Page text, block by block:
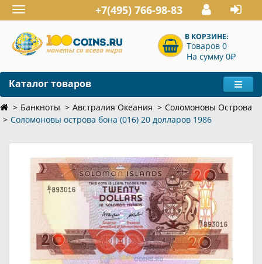
Toggle
navigation
+7(495) 766-98-83
В КОРЗИНЕ:
Товаров 0
На сумму 0P
Каталог товаров
Банкноты Австралия Океания
Соломоновы Острова
Соломоновы острова бона (016) 20 долларов 1986